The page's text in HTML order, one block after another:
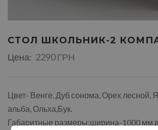
СТОЛ ШКОЛЬНИК-2
Цена: 2290 ГРН
Цвет- Венге, Дуб сонома, Орех лесной,
альба, Ольха,Бук.
Габаритные размеры:ширина-1000